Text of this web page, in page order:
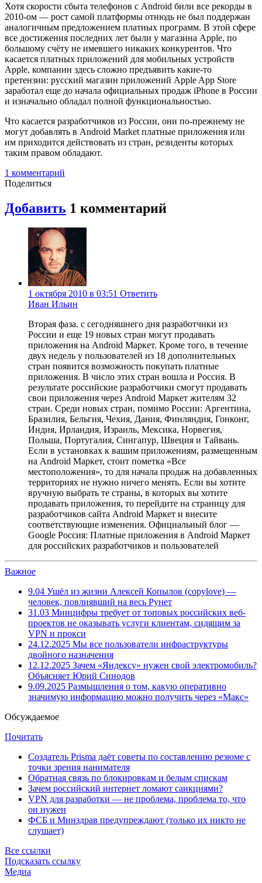
Хотя скорости сбыта телефонов с Android били все рекорды в
2010-ом — рост самой платформы отнюдь не был поддержан
аналогичным предложением платных программ. В этой сфере
все достижения последних лет были у магазина Apple, по
большому счёту не имевшего никаких конкурентов. Что
касается платных приложений для мобильных устройств
Apple, компании здесь сложно предъявить какие-то
претензии: русский магазин приложений Apple App Store
заработал еще до начала официальных продаж iPhone в России
и изначально обладал полной функциональностью.
Что касается разработчиков из России, они по-прежнему не
могут добавлять в Android Market платные приложения или
им приходится действовать из стран, резиденты которых
таким правом обладают.
1 комментарий
Поделиться
Добавить 1 комментарий
1 октября 2010 в 03:51 Ответить
Иван Ильин
Вторая фаза. с сегодняшнего дня разработчики из
России и еще 19 новых стран могут продавать
приложения на Android Маркет. Кроме того, в течение
двух недель у пользователей из 18 дополнительных
стран появится возможность покупать платные
приложения. В число этих стран вошла и Россия. В
результате российские разработчики смогут продавать
свои приложения через Android Маркет жителям 32
стран. Среди новых стран, помимо России: Аргентина,
Бразилия, Бельгия, Чехия, Дания, Финляндия, Гонконг,
Индия, Ирландия, Израиль, Мексика, Норвегия,
Польша, Португалия, Сингапур, Швеция и Тайвань.
Если в установках к вашим приложениям, размещенным
на Android Маркет, стоит пометка «Все
местоположения», то для начала продаж на добавленных
территориях не нужно ничего менять. Если вы хотите
вручную выбрать те страны, в которых вы хотите
продавать приложения, то перейдите на страницу для
разработчиков сайта Android Маркет и внесите
соответствующие изменения. Официальный блог —
Google Россия: Платные приложения в Android Маркет
для российских разработчиков и пользователей
Важное
9.04 Ушёл из жизни Алексей Копылов (copylove) —
человек, повлиявший на весь Рунет
31.03 Минцифры требует от топовых российских веб-
проектов не оказывать услуги клиентам, сидящим за
VPN и прокси
24.12.2025 Мы все пользователи инфраструктуры
двойного назначения
12.12.2025 Зачем «Яндексу» нужен свой электромобиль?
Объясняет Юрий Синодов
9.09.2025 Размышления о том, какую оперативно
значимую информацию можно получить через «Макс»
Обсуждаемое
Почитать
Создатель Prisma даёт советы по составлению резюме с
точки зрения нанимателя
Обратная связь по блокировкам и белым спискам
Зачем российский интернет ломают санкциями?
VPN для разработки — не проблема, проблема то, что
он нужен
ФСБ и Минздрав предупреждают (только их никто не
слушает)
Все ссылки
Подсказать ссылку
Медиа